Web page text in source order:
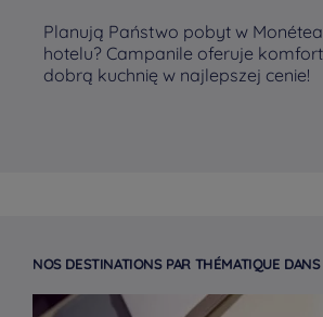
Planują Państwo pobyt w
hotelu? Campanile oferuje
dobrą kuchnię w najlepszej cenie!
NOS DESTINATIONS PAR THÉMATIQUE